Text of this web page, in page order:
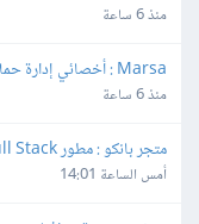
Support Lead
منذ 6 ساعة
Marsa : أخصائي إدارة حملات إعلانية Media Buyer
منذ 6 ساعة
متجر بانكو : مطور Full Stack
أمس الساعة 14:01